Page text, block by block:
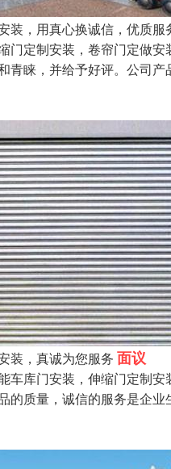
装，用真心换诚信，优质服
门定制安装，卷帘门定做
青睐，并给予好评。公司
装，真诚为您服务 面议
车库门安装，伸缩门定制
的质量，诚信的服务是企